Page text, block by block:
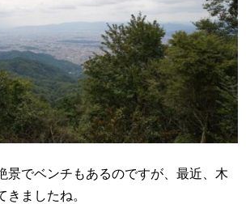
景でベンチもあるのですが、最近、木
きましたね。